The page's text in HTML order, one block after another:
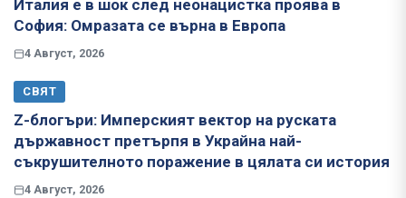
Италия е в шок след неонацистка проява в
София: Омразата се върна в Европа
4 Август, 2026
СВЯТ
Z-блогъри: Имперският вектор на руската
държавност претърпя в Украйна най-
съкрушителното поражение в цялата си история
4 Август, 2026